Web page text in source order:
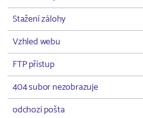
Stažení zálohy
Vzhled webu
FTP přístup
404 subor nezobrazuje
odchozí pošta